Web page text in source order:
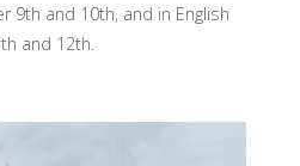
9th and 10th, and in English
and 12th.